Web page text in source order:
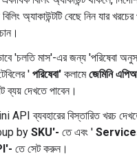
অ্যাকাউন্টটি বেছে নিন যার
'চলতি মাস'-এর জন্য 'পরিষেবা
' পরিষেবা' কলামেজেমিনি
ব্যয় দেখতে পাবেন।
API ব্যবহারের বিস্তারিত খরচ
by SKU'- তে এবং '
তে সেট করুন।